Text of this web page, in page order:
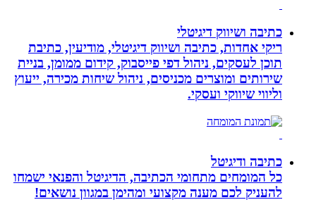
כתיבה ושיווק דיגיטלי
ריקי אחדות, כתיבה ושיווק דיגיטלי, מודיעין, כתיבת
תוכן לעסקים, ניהול דפי פייסבוק, קידום ממומן, בניית
שירותים ומוצרים מכניסים, ניהול שיחות מכירה, ייעוץ
וליווי שיווקי ועסקי.
כתיבה ודיגיטל
כל המומחים מתחומי הכתיבה, הדיגיטל והפנאי ישמחו
להעניק לכם מענה מקצועי ומהימן במגוון נושאים!